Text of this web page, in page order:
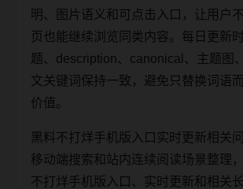
明、图片语义和可点击入口，让用户
页也能继续浏览同类内容。每日更新
题、description、canonical、主题图
文关键词保持一致，避免只替换词语
价值。
黑料不打烊手机版入口实时更新相关
移动端搜索和站内连续阅读场景整理
不打烊手机版入口、实时更新和相关